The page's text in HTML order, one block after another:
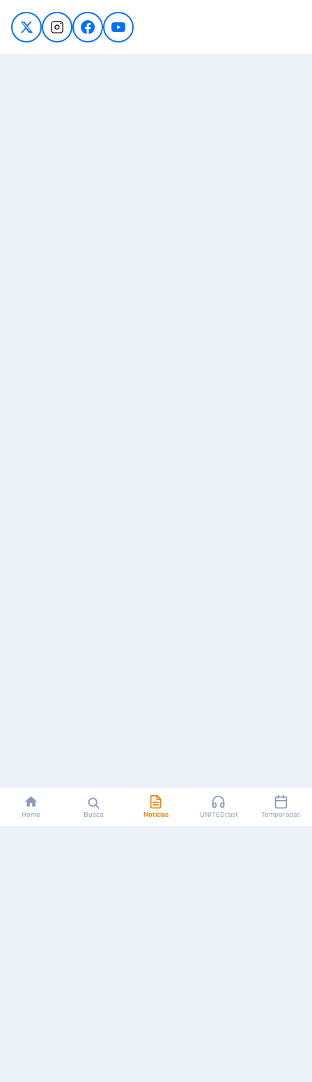
Home Busca Notícias UNITEDcast Temporadas